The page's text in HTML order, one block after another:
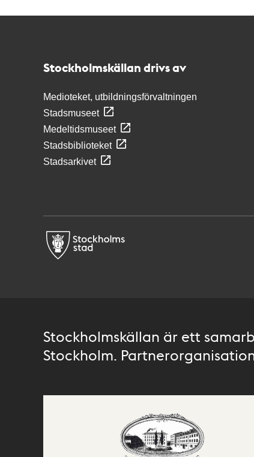
Stockholmskällan drivs av
Medioteket, utbildningsförvaltningen
Stadsmuseet
Medeltidsmuseet
Stadsbiblioteket
Stadsarkivet
Stockholmskällan är ett
Stockholm.